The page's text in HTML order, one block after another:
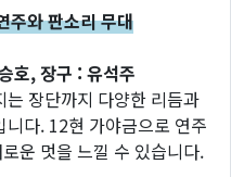
주와 판소리 무대
호, 장구 : 유석주
장단까지 다양한 리듬과
다. 12현 가야금으로 연주
운 멋을 느낄 수 있습니다.